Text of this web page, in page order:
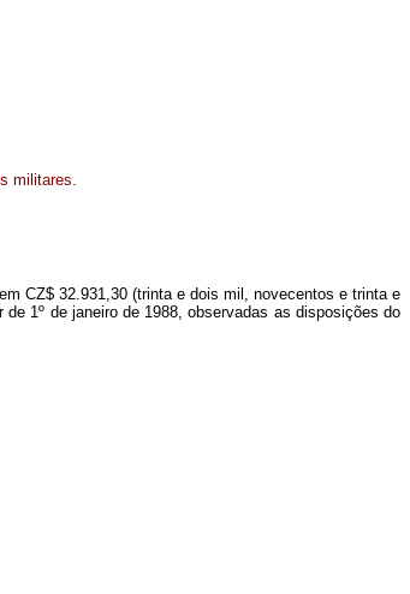
militares.
CZ$ 32.931,30 (trinta e dois mil, novecentos e trinta e
1º de janeiro de 1988, observadas as disposições do